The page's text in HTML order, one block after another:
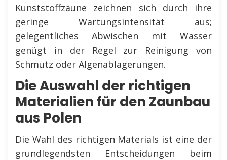
Kunststoffzäune zeichnen sich durch ihre
geringe Wartungsintensität aus;
gelegentliches Abwischen mit Wasser
genügt in der Regel zur Reinigung von
Schmutz oder Algenablagerungen.
Die Auswahl der richtigen
Materialien für den Zaunbau
aus Polen
Die Wahl des richtigen Materials ist eine der
grundlegendsten Entscheidungen beim